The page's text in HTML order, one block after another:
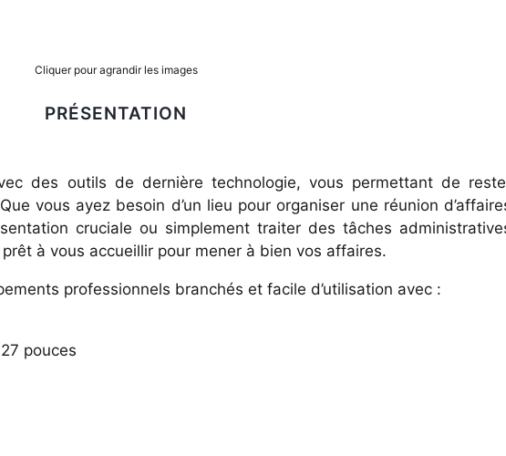
Cliquer pour agrandir les images
PRÉSENTATION
des outils de dernière technologie, vous permettant de
vous ayez besoin d’un lieu pour organiser une réunion
cruciale ou simplement traiter des tâches
à vous accueillir pour mener à bien vos affaires.
professionnels branchés et facile d’utilisation avec :
pouces